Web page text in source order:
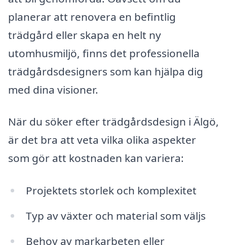
planerar att renovera en befintlig
trädgård eller skapa en helt ny
utomhusmiljö, finns det professionella
trädgårdsdesigners som kan hjälpa dig
med dina visioner.
När du söker efter trädgårdsdesign i Älgö,
är det bra att veta vilka olika aspekter
som gör att kostnaden kan variera:
Projektets storlek och komplexitet
Typ av växter och material som väljs
Behov av markarbeten eller